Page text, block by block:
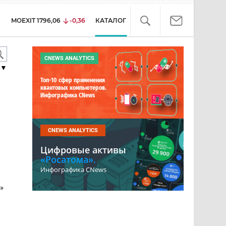
MOEXIT 1796,06 -0,36 КАТАЛОГ
▼
CNEWS ANALYTICS
Топ-10 сфер применения
квантовых компьютеров.
Инфографика CNews
CNEWS ANALYTICS
Цифровые активы
«Росатома».
Инфографика CNews